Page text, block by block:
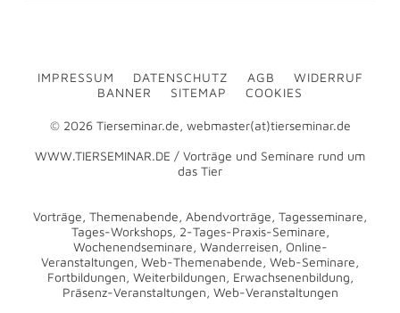
IMPRESSUM DATENSCHUTZ AGB
WIDERRUF
BANNER
SITEMAP COOKIES
© 2026 Tierseminar.de, webmaster(at)tierseminar.de
WWW.TIERSEMINAR.DE / Vorträge und Seminare rund um
das Tier
Vorträge, Themenabende, Abendvorträge, Tagesseminare,
Tages-Workshops, 2-Tages-Praxis-Seminare,
Wochenendseminare, Wanderreisen, Online-
Veranstaltungen, Web-Themenabende, Web-Seminare,
Fortbildungen, Weiterbildungen, Erwachsenenbildung,
Präsenz-Veranstaltungen, Web-Veranstaltungen